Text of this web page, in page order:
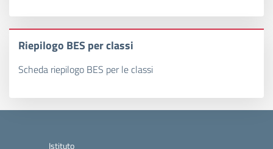
Riepilogo BES per classi
Scheda riepilogo BES per le classi
Istituto